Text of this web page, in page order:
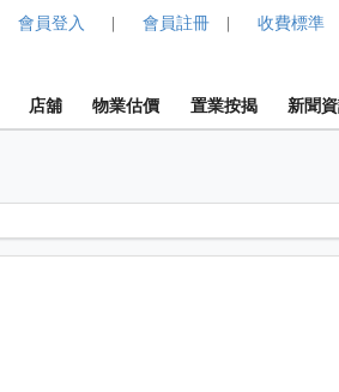
會員登入 | 會員註冊 | 收費標準
店舖 物業估價 置業按揭 新聞